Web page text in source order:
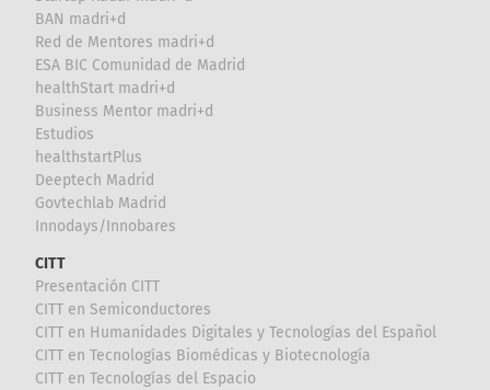
BAN madri+d
Red de Mentores madri+d
ESA BIC Comunidad de Madrid
healthStart madri+d
Business Mentor madri+d
Estudios
healthstartPlus
Deeptech Madrid
Govtechlab Madrid
Innodays/Innobares
CITT
Presentación CITT
CITT en Semiconductores
CITT en Humanidades Digitales y Tecnologías del Español
CITT en Tecnologías Biomédicas y Biotecnología
CITT en Tecnologías del Espacio